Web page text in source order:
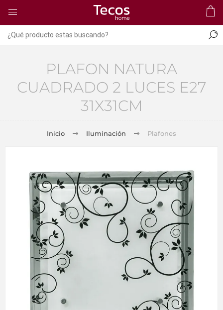
PLAFON NATURA
CUADRADO 2 LUCES E27
31X31CM
Inicio Iluminación Plafones